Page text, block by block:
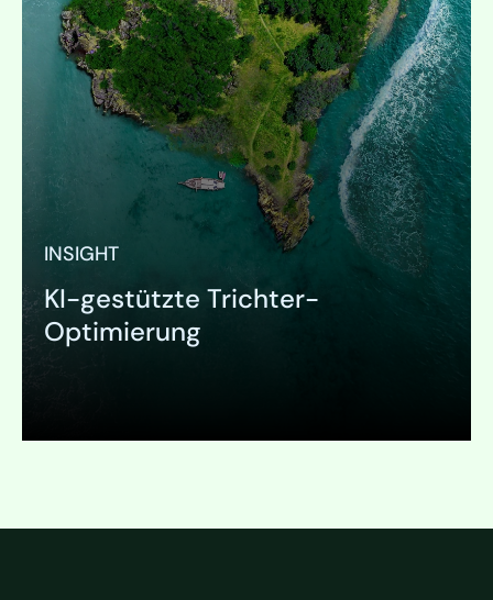
INSIGHT
KI-gestützte Trichter-
Optimierung